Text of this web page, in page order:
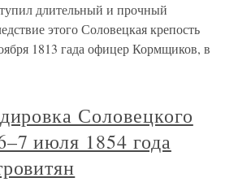
длительный и прочный
этого Соловецкая крепость
1813 гада офицер Кормщиков, в
Соловецкого
июля 1854 года